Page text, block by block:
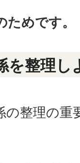
めです。
を整理し
の整理の